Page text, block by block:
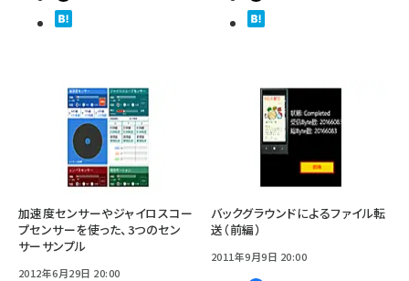
加速度センサーやジャイロスコー
プセンサーを使った、3つのセン
サーサンプル
2012年6月29日 20:00
バックグラウンドによるファイル転
送（前編）
2011年9月9日 20:00